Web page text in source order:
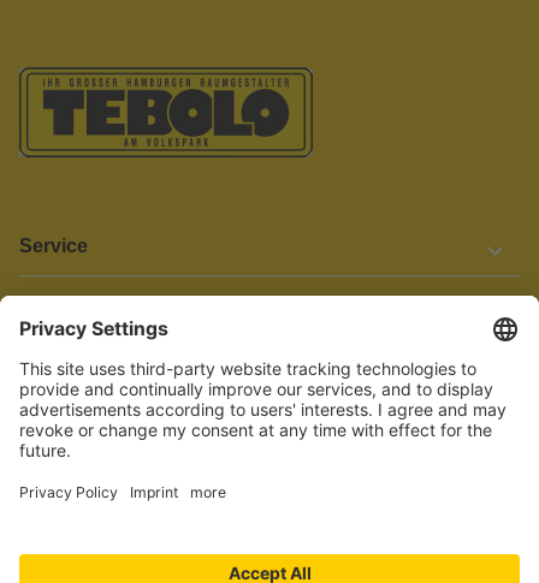
Service
Informationen
Barrierefreiheit
Wir bemühen uns, unsere Website barrierefrei zu gestalten.
Einige Inhalte und Funktionen sind derzeit jedoch noch nicht
vollständig zugänglich. Wenn Sie auf Barrieren stoßen oder Hilfe
benötigen, kontaktieren Sie uns bitte unter service[at]knutzen.de.
Vertrag widerrufen
© 2026 TEBOLO